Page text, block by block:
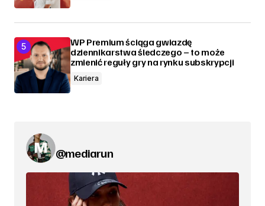
WP Premium ściąga gwiazdę
dziennikarstwa śledczego – to może
zmienić reguły gry na rynku subskrypcji
Kariera
@mediarun